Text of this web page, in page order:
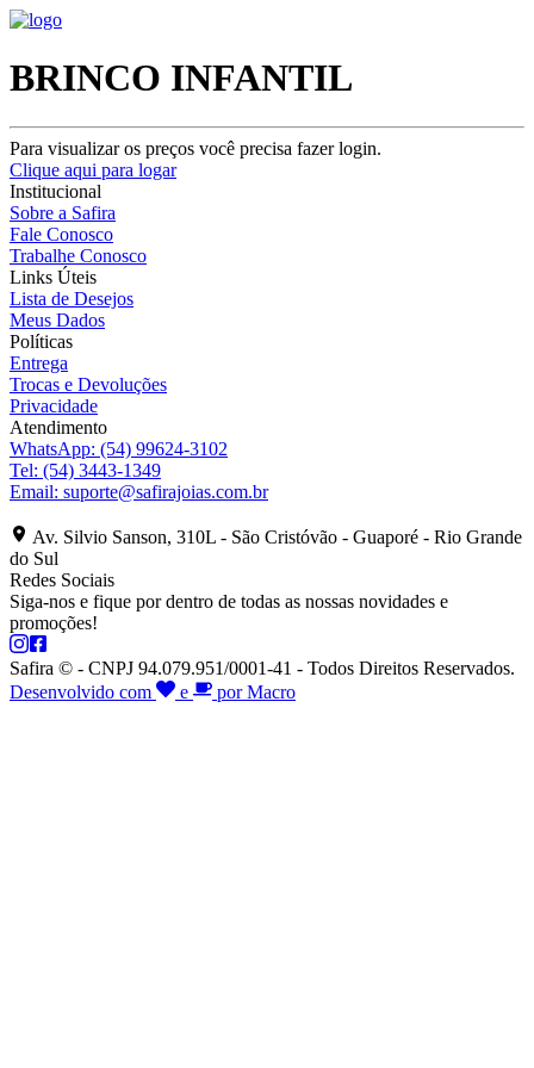
BRINCO INFANTIL
Para visualizar os preços você precisa fazer login.
Clique aqui para logar
Institucional
Sobre a Safira
Fale Conosco
Trabalhe Conosco
Links Úteis
Lista de Desejos
Meus Dados
Políticas
Entrega
Trocas e Devoluções
Privacidade
Atendimento
WhatsApp: (54) 99624-3102
Tel: (54) 3443-1349
Email: suporte@safirajoias.com.br
Av. Silvio Sanson, 310L - São Cristóvão - Guaporé - Rio Grande
do Sul
Redes Sociais
Siga-nos e fique por dentro de todas as nossas novidades e
promoções!
Safira © - CNPJ 94.079.951/0001-41 - Todos Direitos Reservados.
Desenvolvido com
e por Macro